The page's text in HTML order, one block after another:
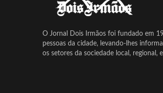
O Jornal Dois Irmãos foi fundado em
pessoas da cidade, levando-lhes
os setores da sociedade local, regional,